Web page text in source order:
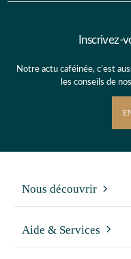
Inscrivez-
Notre actu caféinée, c’est
les conseils de
Nous découvrir
Aide & Services